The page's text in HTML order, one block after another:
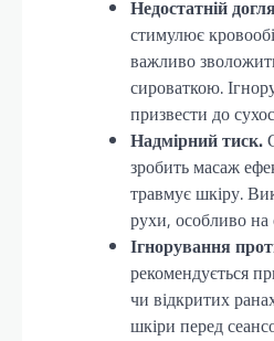
Недостатній
стимулює
важливо
сироваткою.
призвести до
Надмірний тиск.
зробить масаж
травмує шкіру.
рухи, особливо на
Ігнорування
рекомендується
чи відкритих
шкіри перед